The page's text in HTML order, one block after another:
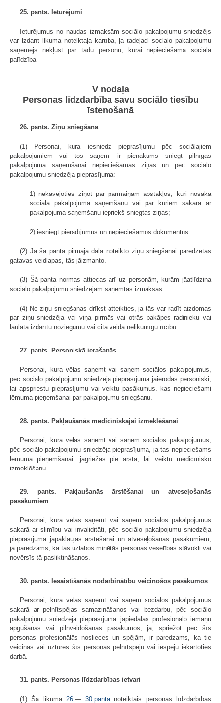
25. pants. Ieturējumi
Ieturējumus no naudas izmaksām sociālo pakalpojumu sniedzējs
var izdarīt likumā noteiktajā kārtībā, ja tādējādi sociālo pakalpojumu
saņēmējs nekļūst par tādu personu, kurai nepieciešama sociālā
palīdzība.
V nodaļa
Personas līdzdarbība savu sociālo tiesību
īstenošanā
26. pants. Ziņu sniegšana
(1) Personai, kura iesniedz pieprasījumu pēc sociālajiem
pakalpojumiem vai tos saņem, ir pienākums sniegt pilnīgas
pakalpojuma saņemšanai nepieciešamās ziņas un pēc sociālo
pakalpojumu sniedzēja pieprasījuma:
1) nekavējoties ziņot par pārmaiņām apstākļos, kuri nosaka
sociālā pakalpojuma saņemšanu vai par kuriem sakarā ar
pakalpojuma saņemšanu iepriekš sniegtas ziņas;
2) iesniegt pierādījumus un nepieciešamos dokumentus.
(2) Ja šā panta pirmajā daļā noteikto ziņu sniegšanai paredzētas
gatavas veidlapas, tās jāizmanto.
(3) Šā panta normas attiecas arī uz personām, kurām jāatlīdzina
sociālo pakalpojumu sniedzējam saņemtās izmaksas.
(4) No ziņu sniegšanas drīkst atteikties, ja tās var radīt aizdomas
par ziņu sniedzēja vai viņa pirmās vai otrās pakāpes radinieku vai
laulātā izdarītu noziegumu vai cita veida nelikumīgu rīcību.
27. pants. Personiskā ierašanās
Personai, kura vēlas saņemt vai saņem sociālos pakalpojumus,
pēc sociālo pakalpojumu sniedzēja pieprasījuma jāierodas personiski,
lai apspriestu pieprasījumu vai veiktu pasākumus, kas nepieciešami
lēmuma pieņemšanai par pakalpojumu sniegšanu.
28. pants. Pakļaušanās medicīniskajai izmeklēšanai
Personai, kura vēlas saņemt vai saņem sociālos pakalpojumus,
pēc sociālo pakalpojumu sniedzēja pieprasījuma, ja tas nepieciešams
lēmuma pieņemšanai, jāgriežas pie ārsta, lai veiktu medicīnisko
izmeklēšanu.
29. pants. Pakļaušanās ārstēšanai un atveseļošanās
pasākumiem
Personai, kura vēlas saņemt vai saņem sociālos pakalpojumus
sakarā ar slimību vai invaliditāti, pēc sociālo pakalpojumu sniedzēja
pieprasījuma jāpakļaujas ārstēšanai un atveseļošanās pasākumiem,
ja paredzams, ka tas uzlabos minētās personas veselības stāvokli vai
novērsīs tā pasliktināšanos.
30. pants. Iesaistīšanās nodarbinātību veicinošos pasākumos
Personai, kura vēlas saņemt vai saņem sociālos pakalpojumus
sakarā ar pelnītspējas samazināšanos vai bezdarbu, pēc sociālo
pakalpojumu sniedzēja pieprasījuma jāpiedalās profesionālo iemaņu
apgūšanas vai pilnveidošanas pasākumos, ja, spriežot pēc šīs
personas profesionālās noslieces un spējām, ir paredzams, ka tie
veicinās vai uzturēs šīs personas pelnītspēju vai iespēju iekārtoties
darbā.
31. pants. Personas līdzdarbības ietvari
(1) Šā likuma 26. —30.pantā noteiktais personas līdzdarbības